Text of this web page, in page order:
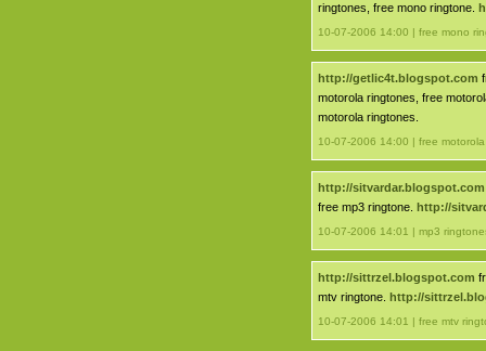
ringtones, free mono ringtone.
10-07-2006 14:00 | free mono
http://getlic4t.blogspot.com
motorola ringtones, free
motorola ringtones.
10-07-2006 14:00 | free
http://sitvardar.blogspot.com
free mp3 ringtone. http://
10-07-2006 14:01 | mp3
http://sittrzel.blogspot.com
mtv ringtone. http://
10-07-2006 14:01 | free mtv